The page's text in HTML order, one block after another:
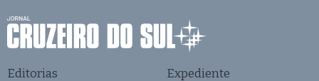
Editorias Expediente